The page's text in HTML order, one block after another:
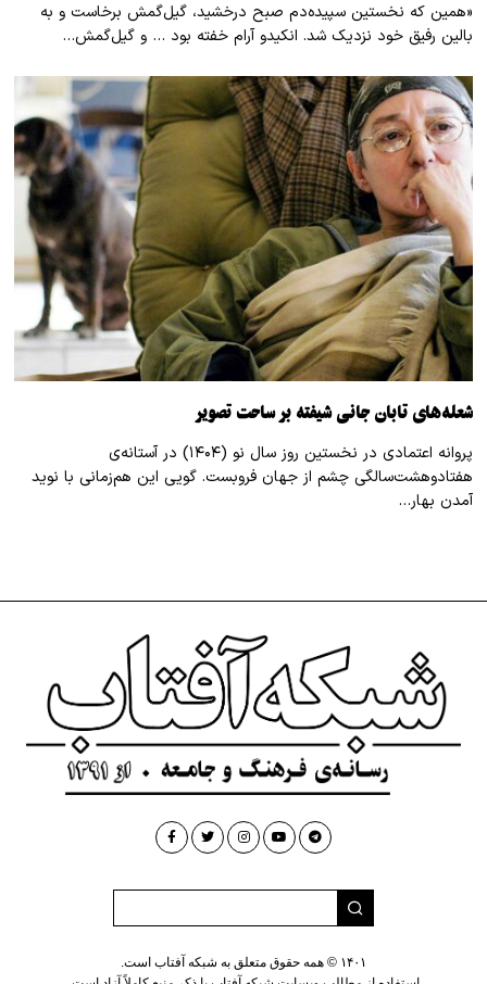
«همین که نخستین سپیده‌دم صبح درخشید، گیل‌گمش برخاست و به
بالین رفیق خود نزدیک شد. انکیدو آرام خفته بود … و گیل‌گمش…
شعله‌های تابان جانی شیفته بر ساحت تصویر
پروانه اعتمادی در نخستین روز سال نو (۱۴۰۴) در آستانه‌ی
هفتادوهشت‌سالگی چشم از جهان فروبست. گویی این هم‌زمانی با نوید
آمدن بهار…
۱۴۰۱ © همه حقوق متعلق به شبکه آفتاب است.